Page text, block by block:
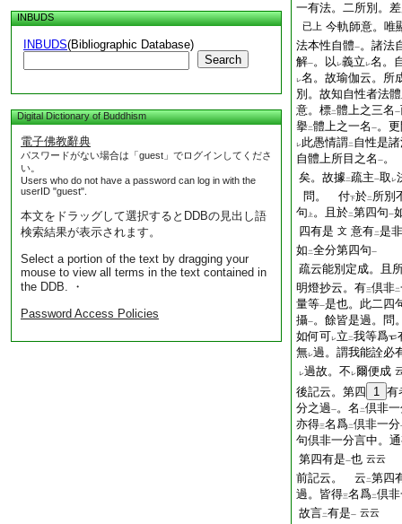
INBUDS
INBUDS(Bibliographic Database)
Search
Digital Dictionary of Buddhism
電子佛教辭典
パスワードがない場合は「guest」でログインしてくださ
い。
Users who do not have a password can log in with the
userID "guest".
本文をドラッグして選択するとDDBの見出し語
検索結果が表示されます。
Select a portion of the text by dragging your
mouse to view all terms in the text contained in
the DDB. ・
Password Access Policies
一有法。二所別。
已上 今軌師意。唯
法本性自體一。諸法
解一。以 レ義立 レ名。
レ名。故瑜伽云。所
別。故知自性者法
意。標二體上之三名 一
擧二體上之一名 一。
レ此愚情謂二 自性是
自體上所目之名 一。
矣。故據二疏主一取 レ
問。 付下於二 所別
句
上 。且於二第四句一
四有是 文 意有二是非
如 二全分第四句一
疏云能別定成。且
明燈抄云。有三倶非二
量等一是也。此二四
攝一。餘皆是過。問
如何可レ立 二我等爲
無レ過。謂我能詮必
レ過故。不 レ爾便成
後記云。第四 1 有
分之過一。名 二倶非
亦得三名爲二倶非一分
句倶非一分言中。
第四有是一也 云云
前記云。 云 二第四
過。皆得三名爲二倶
故言二有是一 云云